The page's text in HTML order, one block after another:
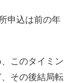
申込は前の年
このタイミン
その後結局転